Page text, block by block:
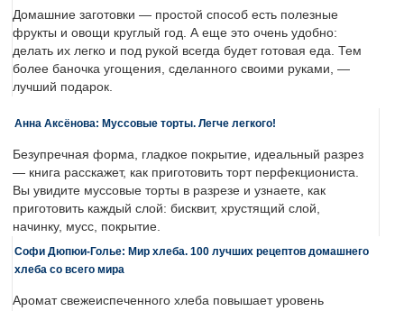
Домашние заготовки — простой способ есть полезные
фрукты и овощи круглый год. А еще это очень удобно:
делать их легко и под рукой всегда будет готовая еда. Тем
более баночка угощения, сделанного своими руками, —
лучший подарок.
Анна Аксёнова: Муссовые торты. Легче легкого!
Безупречная форма, гладкое покрытие, идеальный разрез
— книга расскажет, как приготовить торт перфекциониста.
Вы увидите муссовые торты в разрезе и узнаете, как
приготовить каждый слой: бисквит, хрустящий слой,
начинку, мусс, покрытие.
Софи Дюпюи-Голье: Мир хлеба. 100 лучших рецептов домашнего
хлеба со всего мира
Аромат свежеиспеченного хлеба повышает уровень